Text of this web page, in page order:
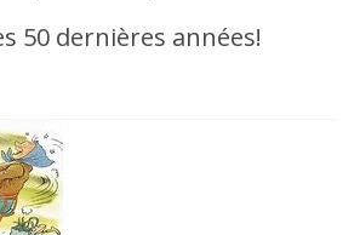
50 dernières années!